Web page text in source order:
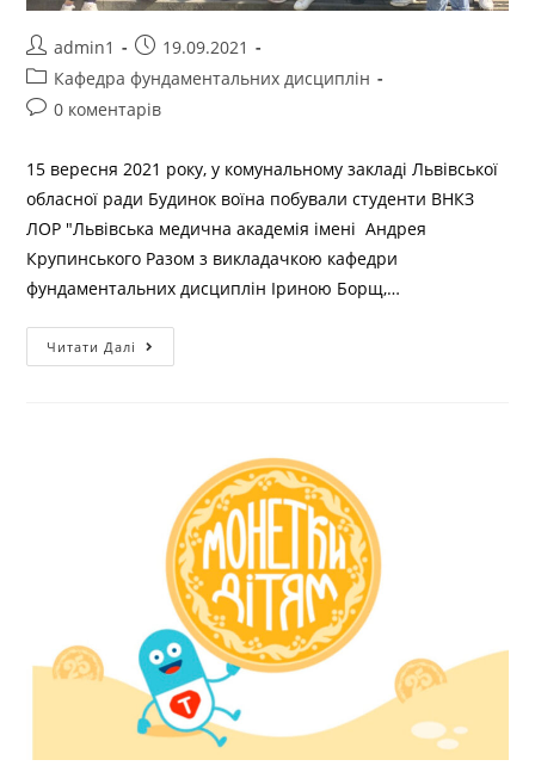
admin1
19.09.2021
Кафедра фундаментальних дисциплін
0 коментарів
15 вересня 2021 року, у комунальному закладі Львівської
обласної ради Будинок воїна побували студенти ВНКЗ
ЛОР "Львівська медична академія імені Андрея
Крупинського Разом з викладачкою кафедри
фундаментальних дисциплін Іриною Борщ,…
Читати Далі